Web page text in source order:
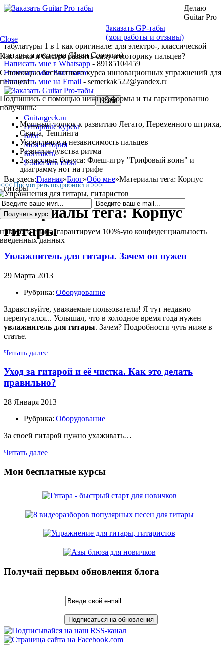
Заказать GP-табы
(мои работы и отзывы)
Делаю
Guitar Pro
табулатуры 1 в 1 как оригинале: для электро-, классической
гитары и вестерна (Иван Сорокин)
Написать мне в Whatsapp - 89185104459
Написать мне Вконтакте
Написать мне на Email - semerkak522@yandex.ru
Guitargeek.ru
Гитарные курсы
Блог
Моя история
Контакты
$ Заказать табы
Вы здесь:Главная»Блог»Обо мне»Материалы тега: Корпус
гитары
Материалы тега: Корпус
гитары
Увлажнитель для гитары. Зачем он нужен
29 Марта 2013
Рубрика: Оборудование
Здравствуйте, уважаемые пользователи! Я тут недавно
перепугался... Услышал, что в холодное время года нужен
увлажнитель для гитары. Зачем? Подробности чуть ниже в
статье.
Читать далее
Уход за гитарой и её чистка. Как это делать
правильно?
28 Января 2013
Рубрика: Оборудование
За своей гитарой нужно ухаживать…
Читать далее
Мои бесплатные курсы
Получай первым обновления блога
Close
Как легко и быстро развить силу и моторику пальцев?
С помощью бесплатного курса инновационных упражнений для
пальцев!
Подпишись с помощью нижней формы и ты гарантированно
получишь:
Мощный толчок к развитию Легато, Переменного штриха,
Свипа, Теппинга
Укрепление и независимость пальцев
Развитие чувства ритма
2 классных бонуса: Флеш-игру "Грифовый воин" и
диаграмму нот на грифе
<<< Посмотреть подробности >>>
никакого спама, гарантируем 100%-ую конфиденциальность
введенных данных